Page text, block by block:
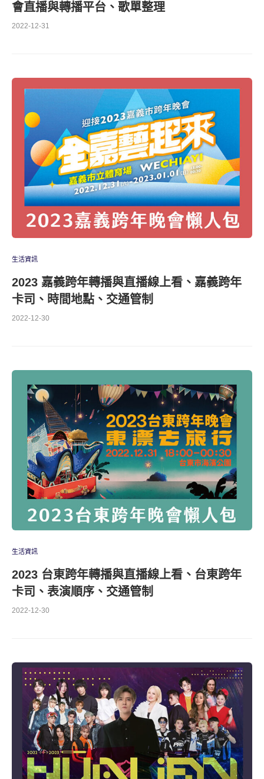
會直播與轉播平台、歌單整理
2022-12-31
生活資訊
2023 嘉義跨年轉播與直播線上看、嘉義跨年
卡司、時間地點、交通管制
2022-12-30
生活資訊
2023 台東跨年轉播與直播線上看、台東跨年
卡司、表演順序、交通管制
2022-12-30